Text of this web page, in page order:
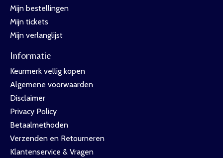
Mijn bestellingen
Mijn tickets
Mijn verlanglijst
Informatie
Keurmerk vellig kopen
Algemene voorwaarden
Disclaimer
Privacy Policy
Betaalmethoden
Verzenden en Retourneren
Klantenservice & Vragen